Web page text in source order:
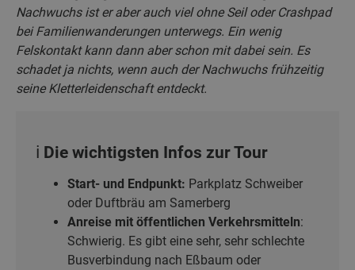
Nachwuchs ist er aber auch viel ohne Seil oder Crashpad
bei Familienwanderungen unterwegs. Ein wenig
Felskontakt kann dann aber schon mit dabei sein. Es
schadet ja nichts, wenn auch der Nachwuchs frühzeitig
seine Kletterleidenschaft entdeckt.
ℹ️ Die wichtigsten Infos zur Tour
Start- und Endpunkt: Parkplatz Schweiber
oder Duftbräu am Samerberg
Anreise mit öffentlichen Verkehrsmitteln:
Schwierig. Es gibt eine sehr, sehr schlechte
Busverbindung nach Eßbaum oder